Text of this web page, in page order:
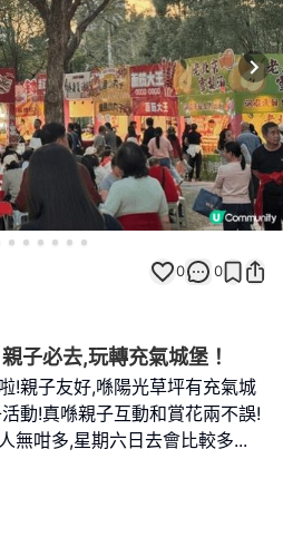
0 0
子必去,玩轉充氣城堡！
!親子友好,喺陽光草坪有充氣城
動!真喺親子互動和賞花兩不誤!
無咁多,星期六日去會比較多...